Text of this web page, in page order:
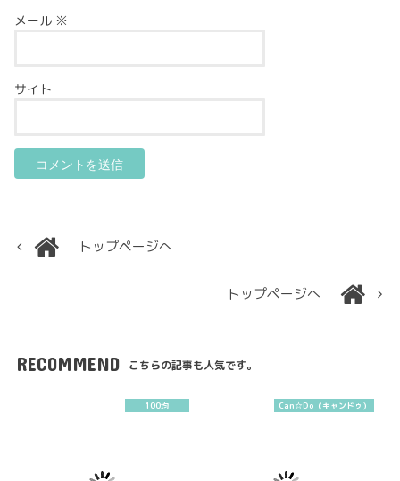
メール ※
サイト
トップページへ
トップページへ
RECOMMEND こちらの記事も人気です。
100均 Can☆Do（キャンドゥ）